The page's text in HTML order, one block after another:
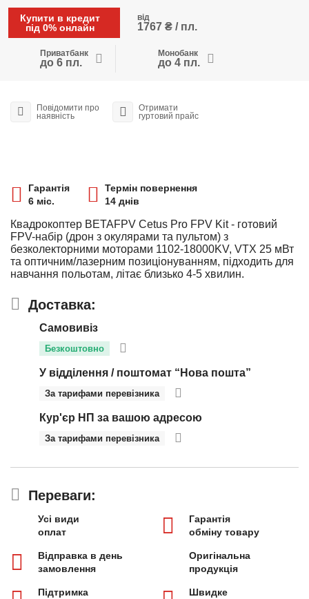
Купити в кредит
під 0% онлайн
від
1767 ₴ / пл.
Приватбанк
до 6 пл.
Монобанк
до 4 пл.
Повідомити про
наявність
Отримати
гуртовий прайс
Гарантія
6 міс.
Термін повернення
14 днів
Квадрокоптер BETAFPV Cetus Pro FPV Kit - готовий
FPV-набір (дрон з окулярами та пультом) з
безколекторними моторами 1102-18000KV, VTX 25 мВт
та оптичним/лазерним позиціонуванням, підходить для
навчання польотам, літає близько 4-5 хвилин.
Доставка:
Самовивіз
Безкоштовно
У відділення / поштомат “Нова пошта”
За тарифами перевізника
Кур'єр НП за вашою адресою
За тарифами перевізника
Переваги:
Усі види
оплат
Гарантія
обміну товару
Відправка в день
замовлення
Оригінальна
продукція
Підтримка
Швидке